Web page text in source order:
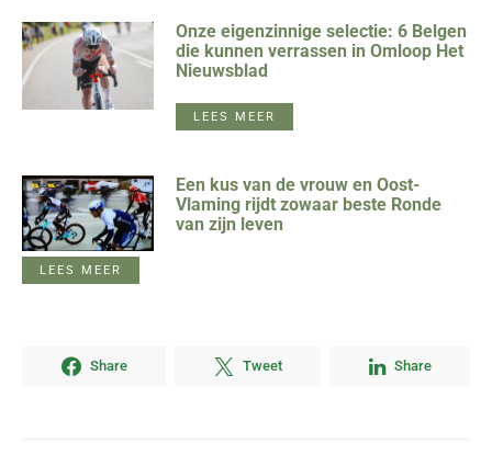
Onze eigenzinnige selectie: 6 Belgen
die kunnen verrassen in Omloop Het
Nieuwsblad
LEES MEER
Een kus van de vrouw en Oost-
Vlaming rijdt zowaar beste Ronde
van zijn leven
LEES MEER
Share Tweet Share